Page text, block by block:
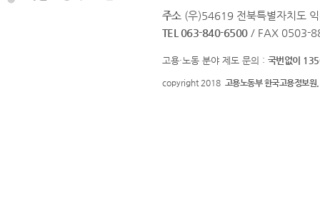
주소 (우)54619 전북특별자치도
TEL 063-840-6500 / FAX 0503-
고용·노동 분야 제도 문의 : 국번없이
copyright 2018 고용노동부 한국고용정보원.